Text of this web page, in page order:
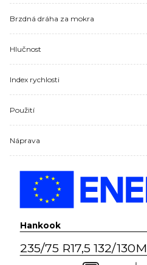
Brzdná dráha za mokra
Hlučnost
Index rychlosti
Použití
Náprava
Hankook
235/75 R17,5 132/130M